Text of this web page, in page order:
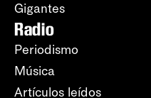
Gigantes
Radio
Periodismo
Música
Artículos leídos